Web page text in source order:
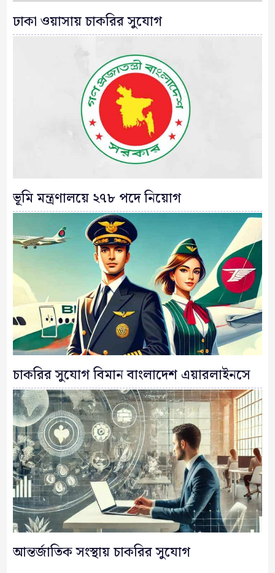
ঢাকা ওয়াসায় চাকরির সুযোগ
ভূমি মন্ত্রণালয়ে ২৭৮ পদে নিয়োগ
চাকরির সুযোগ বিমান বাংলাদেশ এয়ারলাইনসে
আন্তর্জাতিক সংস্থায় চাকরির সুযোগ